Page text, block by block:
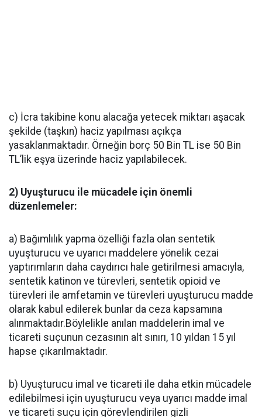
c) İcra takibine konu alacağa yetecek miktarı aşacak
şekilde (taşkın) haciz yapılması açıkça
yasaklanmaktadır. Örneğin borç 50 Bin TL ise 50 Bin
TL’lik eşya üzerinde haciz yapılabilecek.
2) Uyuşturucu ile mücadele için önemli
düzenlemeler:
a) Bağımlılık yapma özelliği fazla olan sentetik
uyuşturucu ve uyarıcı maddelere yönelik cezai
yaptırımların daha caydırıcı hale getirilmesi amacıyla,
sentetik katinon ve türevleri, sentetik opioid ve
türevleri ile amfetamin ve türevleri uyuşturucu madde
olarak kabul edilerek bunlar da ceza kapsamına
alınmaktadır.Böylelikle anılan maddelerin imal ve
ticareti suçunun cezasının alt sınırı, 10 yıldan 15 yıl
hapse çıkarılmaktadır.
b) Uyuşturucu imal ve ticareti ile daha etkin mücadele
edilebilmesi için uyuşturucu veya uyarıcı madde imal
ve ticareti suçu için görevlendirilen gizli